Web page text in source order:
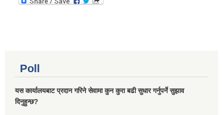
Poll
यस कार्यालयबाट प्रदान गरिने सेवामा कुन कुरा बढी सुधार गर्नुपर्ने सुझाव
दिनुहुन्छ?